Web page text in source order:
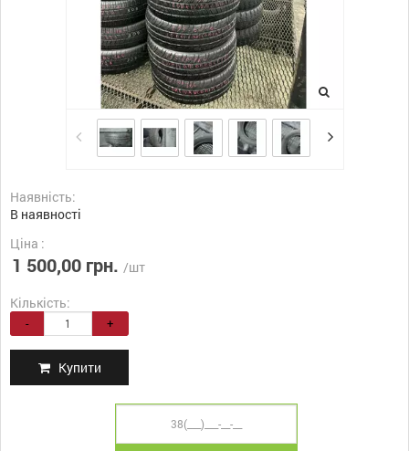
Наявність:
В наявності
Ціна :
1 500,00 грн. /шт
Кількість:
- +
Купити